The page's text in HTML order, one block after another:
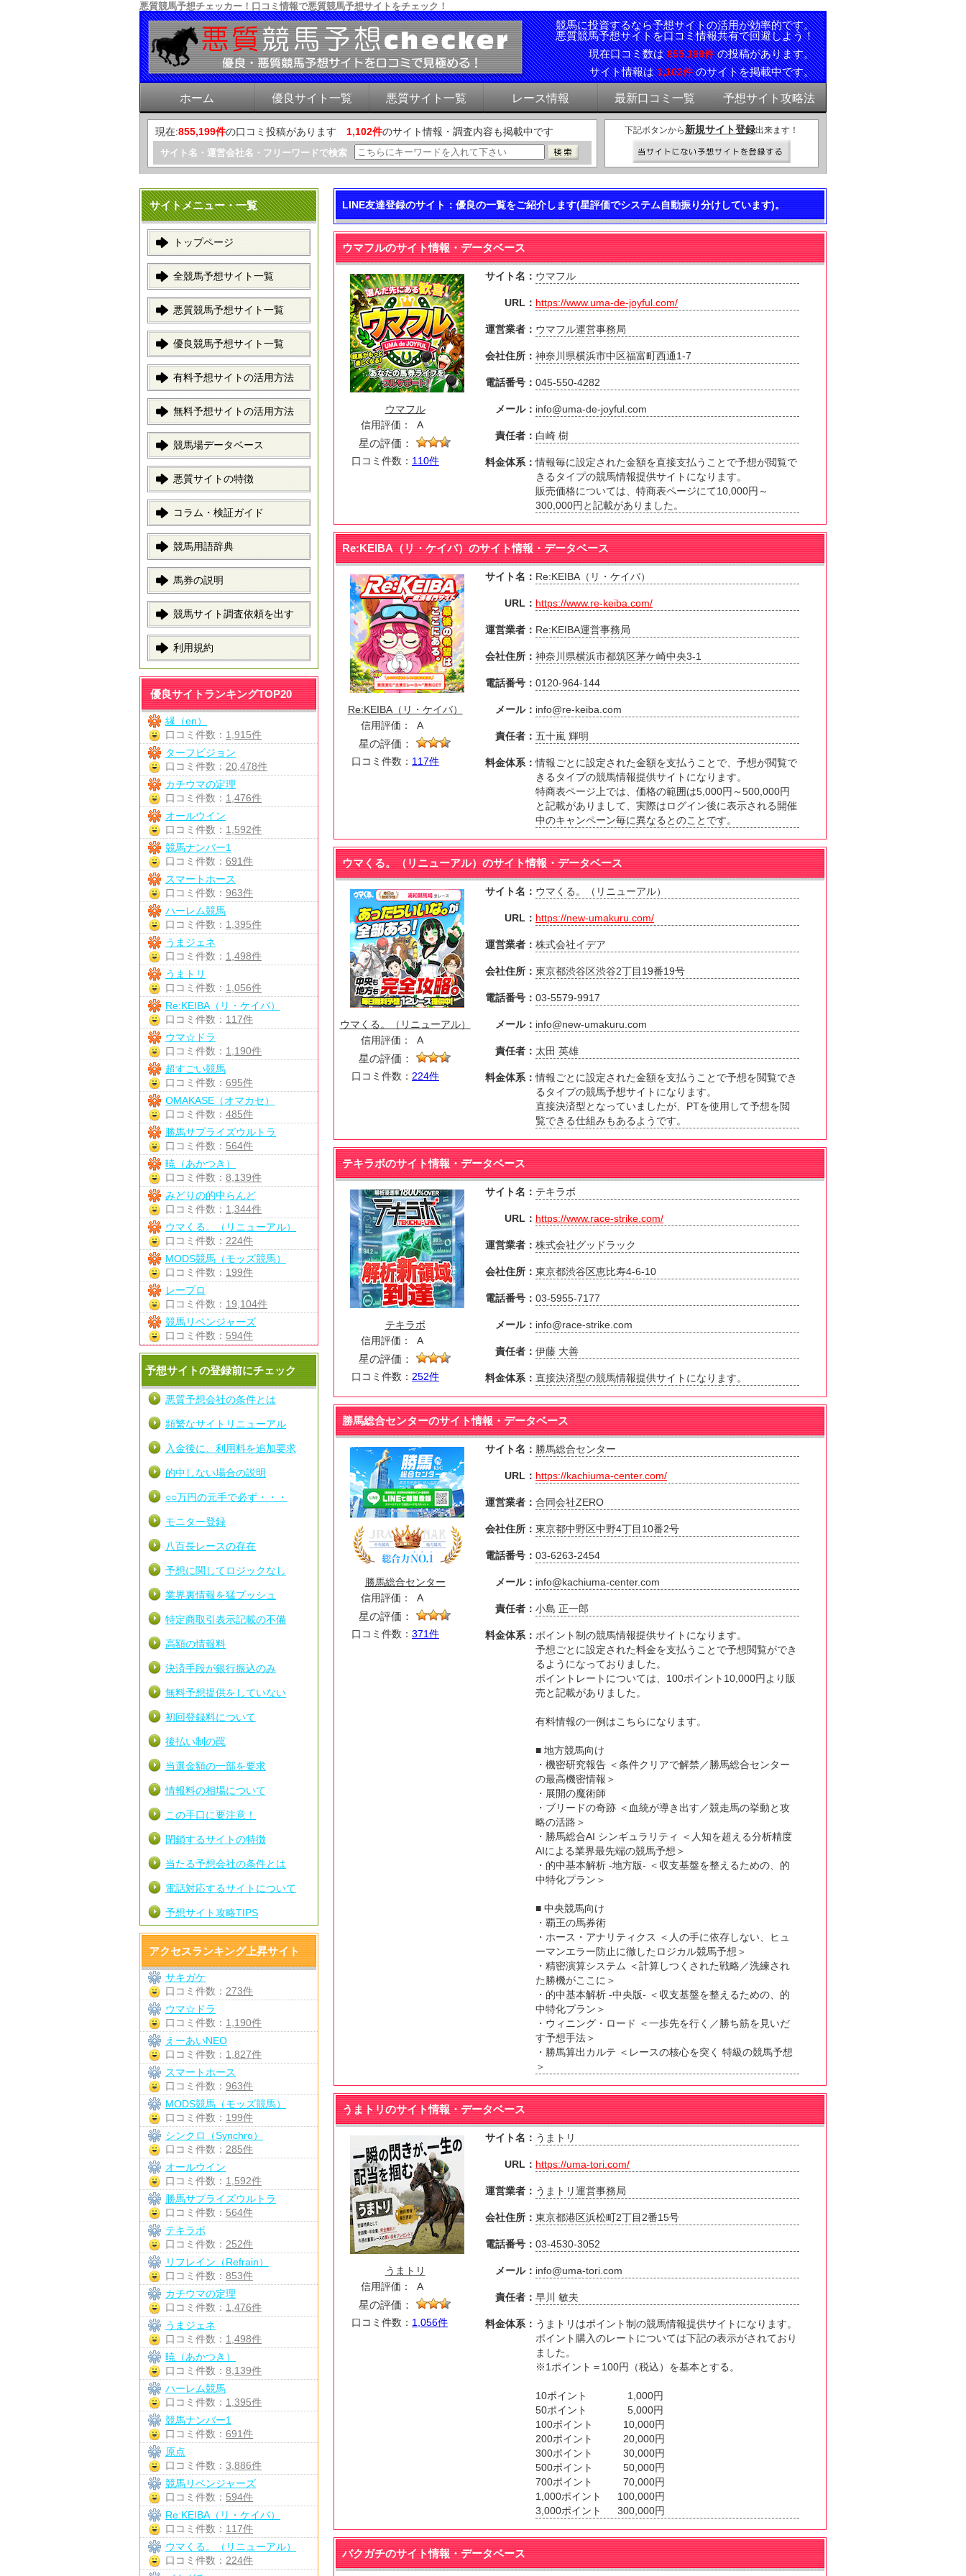
悪質競馬予想チェッカー！口コミ情報で悪質競馬予想サイトをチェック！
競馬に投資するなら予想サイトの活用が効率的です。
悪質競馬予想サイトを口コミ情報共有で回避しよう！
現在口コミ数は855,199件の投稿があります。
サイト情報は1,102件のサイトを掲載中です。
ホーム 優良サイト一覧 悪質サイト一覧 レース情報 最新口コミ一覧 予想サイト攻略法
現在:855,199件の口コミ投稿があります 1,102件のサイト情報・調査内容も掲載中です
サイト名・運営会社名・フリーワードで検索
下記ボタンから 新規サイト登録出来ます！
サイトメニュー・一覧
トップページ
全競馬予想サイト一覧
悪質競馬予想サイト一覧
優良競馬予想サイト一覧
有料予想サイトの活用方法
無料予想サイトの活用方法
競馬場データベース
悪質サイトの特徴
コラム・検証ガイド
競馬用語辞典
馬券の説明
競馬サイト調査依頼を出す
利用規約
優良サイトランキングTOP20
縁（en）
口コミ件数： 1,915件
ターフビジョン
口コミ件数： 20,478件
カチウマの定理
口コミ件数： 1,476件
オールウイン
口コミ件数： 1,592件
競馬ナンバー1
口コミ件数： 691件
スマートホース
口コミ件数： 963件
ハーレム競馬
口コミ件数： 1,395件
うまジェネ
口コミ件数： 1,498件
うまトリ
口コミ件数： 1,056件
Re:KEIBA（リ・ケイバ）
口コミ件数： 117件
ウマ☆ドラ
口コミ件数： 1,190件
超すごい競馬
口コミ件数： 695件
OMAKASE（オマカセ）
口コミ件数： 485件
勝馬サプライズウルトラ
口コミ件数： 564件
暁（あかつき）
口コミ件数： 8,139件
みどりの的中らんど
口コミ件数： 1,344件
ウマくる。（リニューアル）
口コミ件数： 224件
MODS競馬（モッズ競馬）
口コミ件数： 199件
レープロ
口コミ件数： 19,104件
競馬リベンジャーズ
口コミ件数： 594件
予想サイトの登録前にチェック
悪質予想会社の条件とは
頻繁なサイトリニューアル
入金後に、利用料を追加要求
的中しない場合の説明
○○万円の元手で必ず・・・
モニター登録
八百長レースの存在
予想に関してロジックなし
業界裏情報を猛プッシュ
特定商取引表示記載の不備
高額の情報料
決済手段が銀行振込のみ
無料予想提供をしていない
初回登録料について
後払い制の罠
当選金額の一部を要求
情報料の相場について
この手口に要注意！
閉鎖するサイトの特徴
当たる予想会社の条件とは
電話対応するサイトについて
予想サイト攻略TIPS
アクセスランキング上昇サイト
サキガケ
口コミ件数： 273件
ウマ☆ドラ
口コミ件数： 1,190件
えーあいNEO
口コミ件数： 1,827件
スマートホース
口コミ件数： 963件
MODS競馬（モッズ競馬）
口コミ件数： 199件
シンクロ（Synchro）
口コミ件数： 285件
オールウイン
口コミ件数： 1,592件
勝馬サプライズウルトラ
口コミ件数： 564件
テキラボ
口コミ件数： 252件
リフレイン（Refrain）
口コミ件数： 853件
カチウマの定理
口コミ件数： 1,476件
うまジェネ
口コミ件数： 1,498件
暁（あかつき）
口コミ件数： 8,139件
ハーレム競馬
口コミ件数： 1,395件
競馬ナンバー1
口コミ件数： 691件
原点
口コミ件数： 3,886件
競馬リベンジャーズ
口コミ件数： 594件
Re:KEIBA（リ・ケイバ）
口コミ件数： 117件
ウマくる。（リニューアル）
口コミ件数： 224件
LINE友達登録のサイト：優良の一覧をご紹介します(星評価でシステム自動振り分けしています)。
ウマフルのサイト情報・データベース
ウマフル
信用評価：
A
星の評価：
口コミ件数： 110件
サイト名： ウマフル
URL： https://www.uma-de-joyful.com/
運営業者： ウマフル運営事務局
会社住所： 神奈川県横浜市中区福富町西通1-7
電話番号： 045-550-4282
メール： info@uma-de-joyful.com
責任者： 白崎 樹
料金体系：情報毎に設定された金額を直接支払うことで予想が閲覧で
きるタイプの競馬情報提供サイトになります。
販売価格については、特商表ページにて10,000円～
300,000円と記載がありました。
Re:KEIBA（リ・ケイバ）のサイト情報・データベース
Re:KEIBA（リ・ケイバ）
信用評価：
A
星の評価：
口コミ件数： 117件
サイト名： Re:KEIBA（リ・ケイバ）
URL： https://www.re-keiba.com/
運営業者： Re:KEIBA運営事務局
会社住所： 神奈川県横浜市都筑区茅ケ崎中央3-1
電話番号： 0120-964-144
メール： info@re-keiba.com
責任者： 五十嵐 輝明
料金体系：情報ごとに設定された金額を支払うことで、予想が閲覧で
きるタイプの競馬情報提供サイトになります。
特商表ページ上では、価格の範囲は5,000円～500,000円
と記載がありまして、実際はログイン後に表示される開催
中のキャンペーン毎に異なるとのことです。
ウマくる。（リニューアル）のサイト情報・データベース
ウマくる。（リニューアル）
信用評価：
A
星の評価：
口コミ件数： 224件
サイト名： ウマくる。（リニューアル）
URL： https://new-umakuru.com/
運営業者： 株式会社イデア
会社住所： 東京都渋谷区渋谷2丁目19番19号
電話番号： 03-5579-9917
メール： info@new-umakuru.com
責任者： 太田 英雄
料金体系：情報ごとに設定された金額を支払うことで予想を閲覧でき
るタイプの競馬予想サイトになります。
直接決済型となっていましたが、PTを使用して予想を閲
覧できる仕組みもあるようです。
テキラボのサイト情報・データベース
テキラボ
信用評価：
A
星の評価：
口コミ件数： 252件
サイト名： テキラボ
URL： https://www.race-strike.com/
運営業者： 株式会社グッドラック
会社住所： 東京都渋谷区恵比寿4-6-10
電話番号： 03-5955-7177
メール： info@race-strike.com
責任者： 伊藤 大善
料金体系： 直接決済型の競馬情報提供サイトになります。
勝馬総合センターのサイト情報・データベース
勝馬総合センター
信用評価：
A
星の評価：
口コミ件数： 371件
サイト名： 勝馬総合センター
URL： https://kachiuma-center.com/
運営業者： 合同会社ZERO
会社住所： 東京都中野区中野4丁目10番2号
電話番号： 03-6263-2454
メール： info@kachiuma-center.com
責任者： 小島 正一郎
料金体系： ポイント制の競馬情報提供サイトになります。
予想ごとに設定された料金を支払うことで予想閲覧ができ
るようになっておりました。
ポイントレートについては、100ポイント10,000円より販
売と記載がありました。
有料情報の一例はこちらになります。
■ 地方競馬向け
・機密研究報告 ＜条件クリアで解禁／勝馬総合センター
の最高機密情報＞
・展開の魔術師
・ブリードの奇跡 ＜血統が導き出す／競走馬の挙動と攻
略の活路＞
・勝馬総合AI シンギュラリティ ＜人知を超える分析精度
AIによる業界最先端の競馬予想＞
・的中基本解析 -地方版- ＜収支基盤を整えるための、的
中特化プラン＞
■ 中央競馬向け
・覇王の馬券術
・ホース・アナリティクス ＜人の手に依存しない、ヒュ
ーマンエラー防止に徹したロジカル競馬予想＞
・精密演算システム ＜計算しつくされた戦略／洗練され
た勝機がここに＞
・的中基本解析 -中央版- ＜収支基盤を整えるための、的
中特化プラン＞
・ウィニング・ロード ＜一歩先を行く／勝ち筋を見いだ
す予想手法＞
・勝馬算出カルテ ＜レースの核心を突く 特級の競馬予想
＞
うまトリのサイト情報・データベース
うまトリ
信用評価：
A
星の評価：
口コミ件数： 1,056件
サイト名： うまトリ
URL： https://uma-tori.com/
運営業者： うまトリ運営事務局
会社住所： 東京都港区浜松町2丁目2番15号
電話番号： 03-4530-3052
メール： info@uma-tori.com
責任者： 早川 敏夫
料金体系： うまトリはポイント制の競馬情報提供サイトになります。
ポイント購入のレートについては下記の表示がされており
ました。
※1ポイント＝100円（税込）を基本とする。
10ポイント 1,000円
50ポイント 5,000円
100ポイント 10,000円
200ポイント 20,000円
300ポイント 30,000円
500ポイント 50,000円
700ポイント 70,000円
1,000ポイント 100,000円
3,000ポイント 300,000円
バクガチのサイト情報・データベース